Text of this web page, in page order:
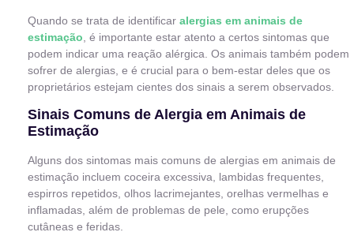
Quando se trata de identificar alergias em animais de
estimação , é importante estar atento a certos sintomas que
podem indicar uma reação alérgica. Os animais também podem
sofrer de alergias, e é crucial para o bem-estar deles que os
proprietários estejam cientes dos sinais a serem observados.
Sinais Comuns de Alergia em Animais de
Estimação
Alguns dos sintomas mais comuns de alergias em animais de
estimação incluem coceira excessiva, lambidas frequentes,
espirros repetidos, olhos lacrimejantes, orelhas vermelhas e
inflamadas, além de problemas de pele, como erupções
cutâneas e feridas.